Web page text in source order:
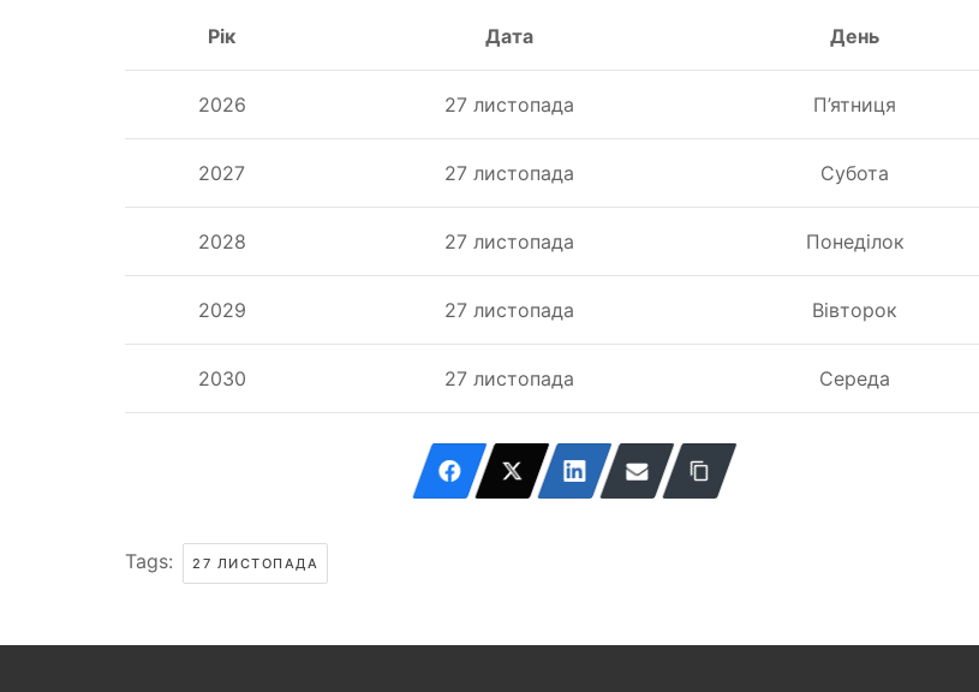
Рік Дата День
2026 27 листопада П’ятниця
2027 27 листопада Субота
2028 27 листопада Понеділок
2029 27 листопада Вівторок
2030 27 листопада Середа
Tags: 27 ЛИСТОПАДА